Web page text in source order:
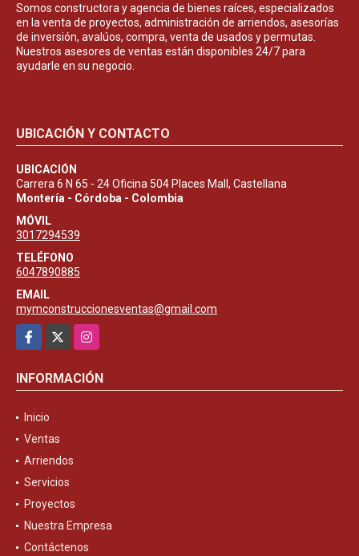
Somos constructora y agencia de bienes raíces, especializados
en la venta de proyectos, administración de arriendos, asesorías
de inversión, avalúos, compra, venta de usados y permutas.
Nuestros asesores de ventas están disponibles 24/7 para
ayudarle en su negocio.
UBICACIÓN Y CONTACTO
UBICACIÓN
Carrera 6 N 65 - 24 Oficina 504 Places Mall, Castellana
Montería - Córdoba - Colombia
MÓVIL
3017294539
TELÉFONO
6047890885
EMAIL
mymconstruccionesventas@gmail.com
Facebook
Instagram
INFORMACIÓN
Inicio
Ventas
Arriendos
Servicios
Proyectos
Nuestra Empresa
Contáctenos